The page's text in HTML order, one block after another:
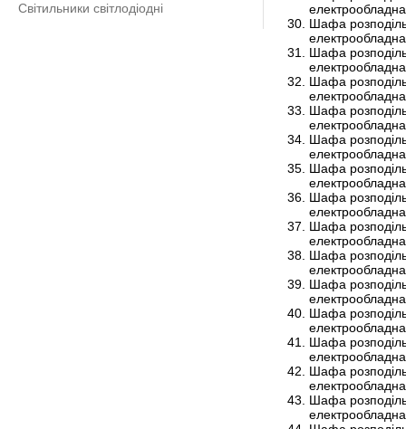
Світильники світлодіодні
Шафа
Шафа
Шафа
Шафа
Шафа
Шафа
Шафа
Шафа
Шафа
Шафа
Шафа
Шафа
Шафа
Шафа